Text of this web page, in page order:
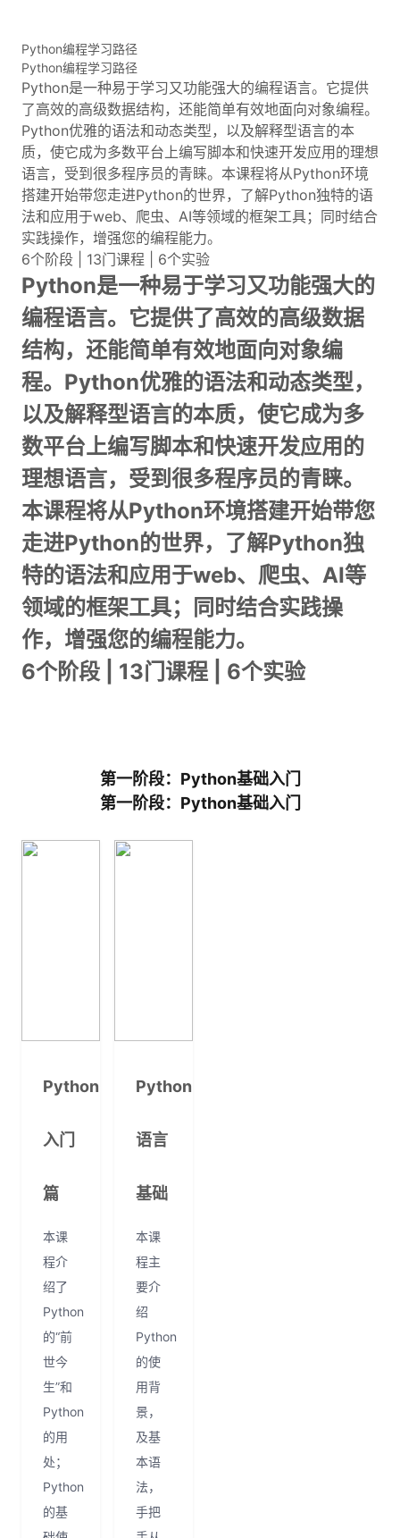
Python编程学习路径
Python编程学习路径
Python是一种易于学习又功能强大的编程语言。它提供
了高效的高级数据结构，还能简单有效地面向对象编程。
Python优雅的语法和动态类型，以及解释型语言的本
质，使它成为多数平台上编写脚本和快速开发应用的理想
语言，受到很多程序员的青睐。本课程将从Python环境
搭建开始带您走进Python的世界，了解Python独特的语
法和应用于web、爬虫、AI等领域的框架工具；同时结合
实践操作，增强您的编程能力。
6个阶段 | 13门课程 | 6个实验
Python是一种易于学习又功能强大的
编程语言。它提供了高效的高级数据
结构，还能简单有效地面向对象编
程。Python优雅的语法和动态类型，
以及解释型语言的本质，使它成为多
数平台上编写脚本和快速开发应用的
理想语言，受到很多程序员的青睐。
本课程将从Python环境搭建开始带您
走进Python的世界，了解Python独
特的语法和应用于web、爬虫、AI等
领域的框架工具；同时结合实践操
作，增强您的编程能力。
6个阶段 | 13门课程 | 6个实验
第一阶段：Python基础入门
第一阶段：Python基础入门
Python
入门
篇
本课
程介
绍了
Python
的“前
世今
生”和
Python
的用
处；
Python
的基
Python
语言
基础
本课
程主
要介
绍
Python
的使
用背
景，
及基
本语
法，
手把